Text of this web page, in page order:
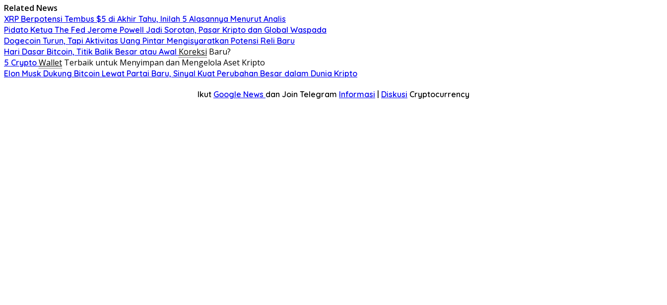
Related News
XRP Berpotensi Tembus $5 di Akhir Tahu, Inilah 5 Alasannya Menurut Analis
Pidato Ketua The Fed Jerome Powell Jadi Sorotan, Pasar Kripto dan Global Waspada
Dogecoin Turun, Tapi Aktivitas Uang Pintar Mengisyaratkan Potensi Reli Baru
Hari Dasar Bitcoin, Titik Balik Besar atau Awal Koreksi Baru?
5 Crypto Wallet Terbaik untuk Menyimpan dan Mengelola Aset Kripto
Elon Musk Dukung Bitcoin Lewat Partai Baru, Sinyal Kuat Perubahan Besar dalam Dunia Kripto
Ikut Google News dan Join Telegram Informasi Diskusi Cryptocurrency